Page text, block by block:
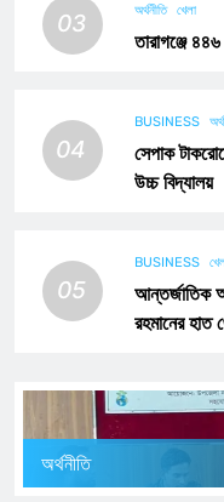
03 অর্থনীতি খেলা
তারাগঞ্জে
04
BUSINESS
সেপাক
উচ্চ বিদ্যালয়
05
BUSINESS
আন্তর্জাতিক
রহমানের হাত
অর্থনীতি